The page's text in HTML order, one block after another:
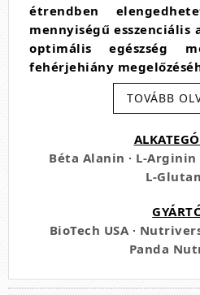
étrendben
mennyiségű esszenciális
optimális egészség
fehérjehiány
Tehát az aminosav mire
hogy lehet biztos
aminosav komplex
egészségének megőrzése
Mi az az aminosav
testben?
vegyületet, amely
TOVÁBB
Béta Alanin · L-Arginin
L-
BioTech USA ·
Panda